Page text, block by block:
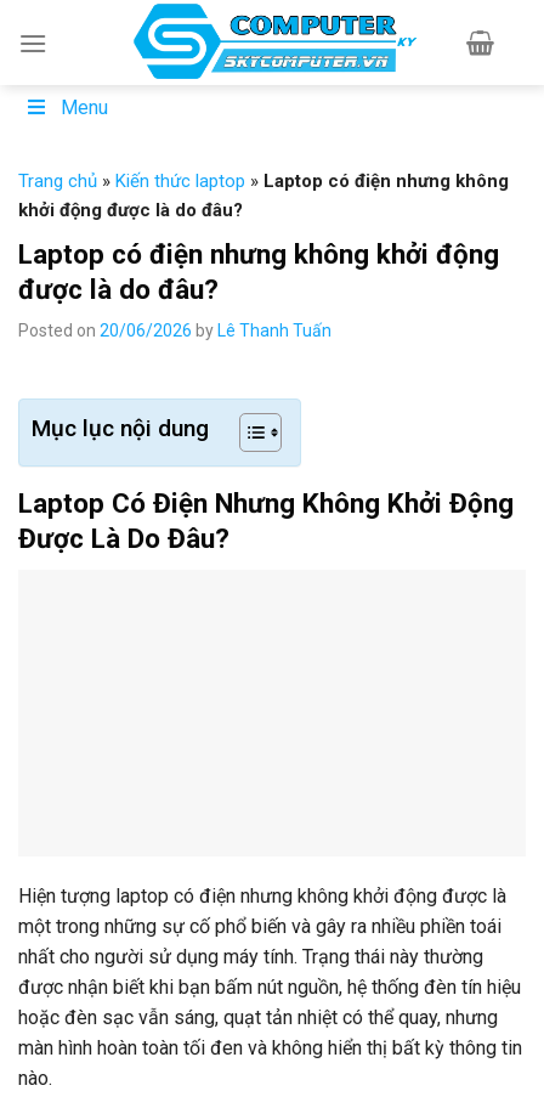
Menu
Trang chủ » Kiến thức laptop » Laptop có điện nhưng không
khởi động được là do đâu?
Laptop có điện nhưng không khởi động
được là do đâu?
Posted on 20/06/2026 by Lê Thanh Tuấn
Mục lục nội dung
Laptop Có Điện Nhưng Không Khởi Động
Được Là Do Đâu?
Hiện tượng laptop có điện nhưng không khởi động được là
một trong những sự cố phổ biến và gây ra nhiều phiền toái
nhất cho người sử dụng máy tính. Trạng thái này thường
được nhận biết khi bạn bấm nút nguồn, hệ thống đèn tín hiệu
hoặc đèn sạc vẫn sáng, quạt tản nhiệt có thể quay, nhưng
màn hình hoàn toàn tối đen và không hiển thị bất kỳ thông tin
nào.